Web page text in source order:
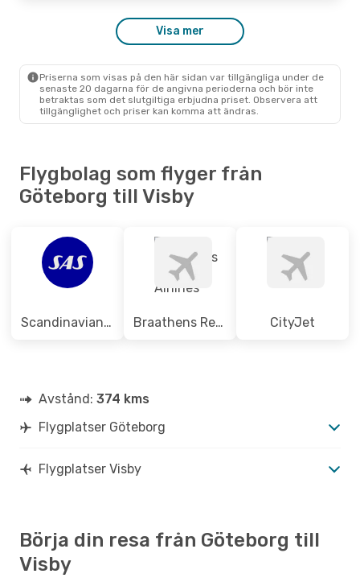
- Tors 15 Okt.
GOT- VBY
Scandinavian Airlines
1 Mellanlandning
VBY- GOT
Visa mer
Priserna som visas på den här sidan var tillgängliga under de
senaste 20 dagarna för de angivna perioderna och bör inte
betraktas som det slutgiltiga erbjudna priset. Observera att
tillgänglighet och priser kan komma att ändras.
Flygbolag som flyger från
Göteborg till Visby
Scandinavian Airlines Braathens Regional Airlines CityJet
Avstånd: 374 kms
Flygplatser Göteborg
Flygplatser Visby
Börja din resa från Göteborg till
Visby